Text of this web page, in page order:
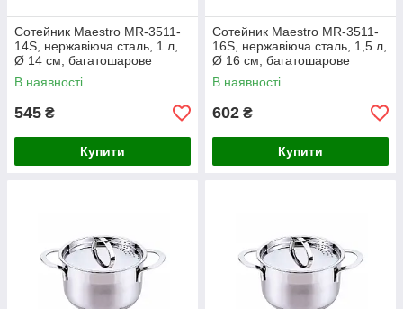
Сотейник Maestro MR-3511-
14S, нержавіюча сталь, 1 л,
Ø 14 см, багатошарове
термоакумулююче дно
В наявності
545 ₴
Купити
Сотейник Maestro MR-3511-
16S, нержавіюча сталь, 1,5 л,
Ø 16 см, багатошарове
термоакумулююче дно
В наявності
602 ₴
Купити